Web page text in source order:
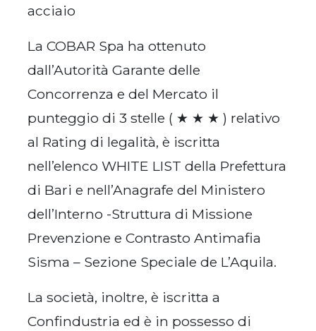
acciaio
La COBAR Spa ha ottenuto
dall’Autorità Garante delle
Concorrenza e del Mercato il
punteggio di 3 stelle ( ★ ★ ★ ) relativo
al Rating di legalità, è iscritta
nell’elenco WHITE LIST della Prefettura
di Bari e nell’Anagrafe del Ministero
dell’Interno -Struttura di Missione
Prevenzione e Contrasto Antimafia
Sisma – Sezione Speciale de L’Aquila.
La società, inoltre, è iscritta a
Confindustria ed è in possesso di